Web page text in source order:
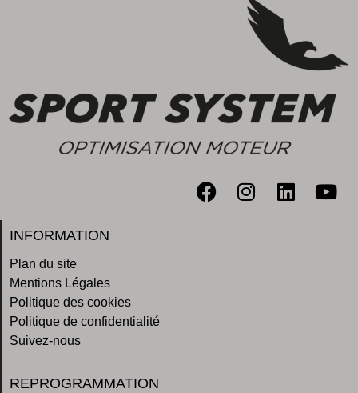
INFORMATION
Plan du site
Mentions Légales
Politique des cookies
Politique de confidentialité
Suivez-nous
REPROGRAMMATION